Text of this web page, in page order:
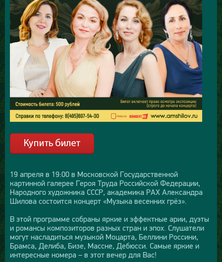
19 апреля в 19:00 в Московской Государственной
картинной галерее Героя Труда Российской Федерации,
Народного художника СССР, академика РАХ Александра
Шилова состоится концерт «Музыка весенних грёз».
В этой программе собраны яркие и эффектные арии, дуэты
и романсы композиторов разных стран и эпох. Слушатели
могут насладиться музыкой Моцарта, Беллини Россини,
Брамса, Делиба, Бизе, Массне, Дебюсси. Самые яркие и
интересные номера – в этот вечер для Вас!